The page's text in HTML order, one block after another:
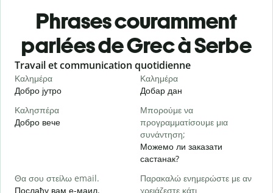
Phrases couramment
parlées de Grec à Serbe
Slide 1 of 6
Travail et communication quotidienne
Καλημέρα
Добро јутро
Καλημέρα
Добар дан
Καλησπέρα
Добро вече
Μπορούμε να
προγραμματίσουμε μια
συνάντηση;
Можемо ли заказати
састанак?
Θα σου στείλω email.
Послаћу вам е-маил.
Παρακαλώ ενημερώστε με αν
χρειάζεστε κάτι